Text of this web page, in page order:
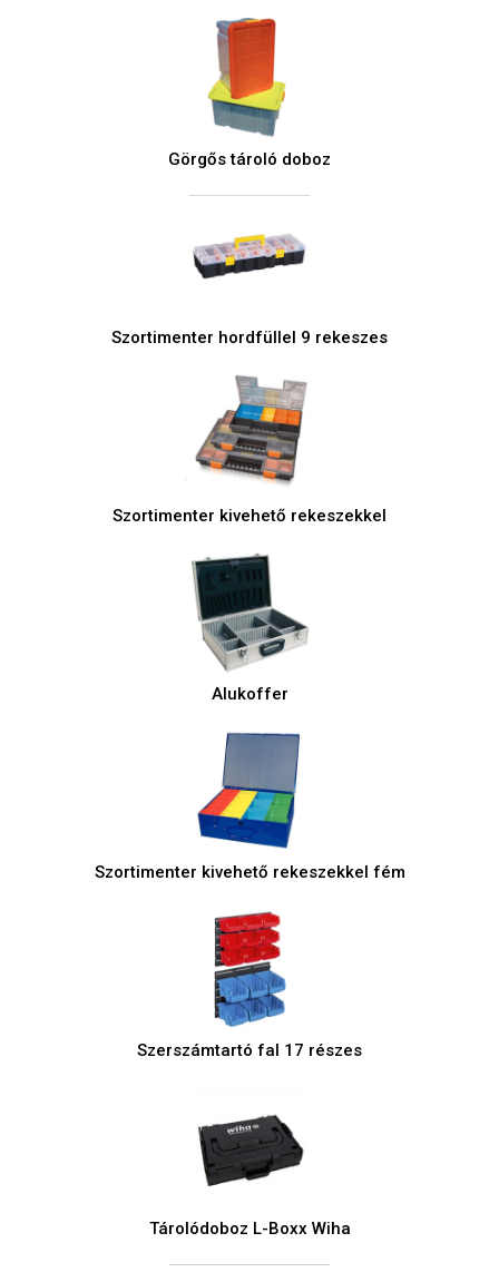
Görgős tároló doboz
Szortimenter hordfüllel 9 rekeszes
Szortimenter kivehető rekeszekkel
Alukoffer
Szortimenter kivehető rekeszekkel fém
Szerszámtartó fal 17 részes
Tárolódoboz L-Boxx Wiha